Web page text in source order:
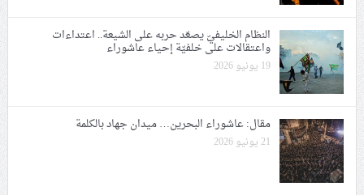
النظام الخليفيّ يصعّد حربه على الشيعة.. اعتداءات
واعتقالات على خلفيّة إحياء عاشوراء
19 يونيو 2026
مقال: عاشوراء البحرين… ميدان جهاد بالكلمة
21 يونيو 2026